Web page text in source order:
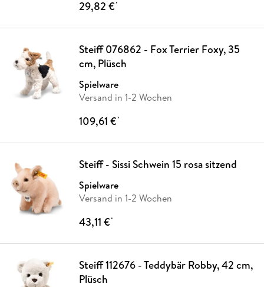
29,82 €*
Steiff 076862 - Fox Terrier Foxy, 35
cm, Plüsch
Spielware
Versand in 1-2 Wochen
109,61 €*
Steiff - Sissi Schwein 15 rosa sitzend
Spielware
Versand in 1-2 Wochen
43,11 €*
Steiff 112676 - Teddybär Robby, 42 cm,
Plüsch